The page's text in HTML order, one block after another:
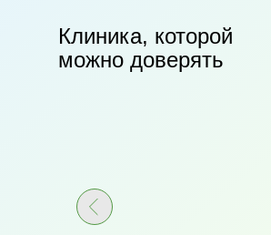
Клиника, которой
можно доверять